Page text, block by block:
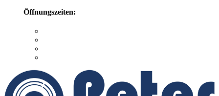
Öffnungszeiten: